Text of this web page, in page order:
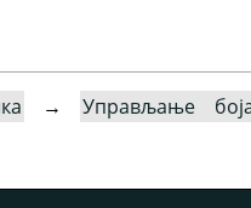
→ Управљање